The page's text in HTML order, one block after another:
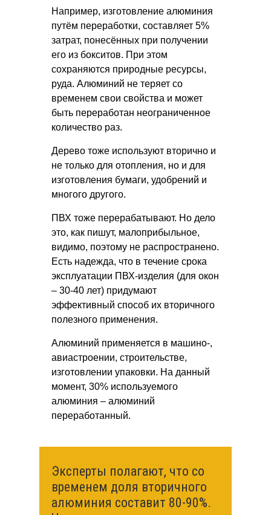
Например, изготовление алюминия
путём переработки, составляет 5%
затрат, понесённых при получении
его из бокситов. При этом
сохраняются природные ресурсы,
руда. Алюминий не теряет со
временем свои свойства и может
быть переработан неограниченное
количество раз.
Дерево тоже используют вторично и
не только для отопления, но и для
изготовления бумаги, удобрений и
многого другого.
ПВХ тоже перерабатывают. Но дело
это, как пишут, малоприбыльное,
видимо, поэтому не распространено.
Есть надежда, что в течение срока
эксплуатации ПВХ-изделия (для окон
– 30-40 лет) придумают
эффективный способ их вторичного
полезного применения.
Алюминий применяется в машино-,
авиастроении, строительстве,
изготовлении упаковки. На данный
момент, 30% используемого
алюминия – алюминий
переработанный.
Эксперты полагают, что со
временем доля вторичного
алюминия составит 80-90%.